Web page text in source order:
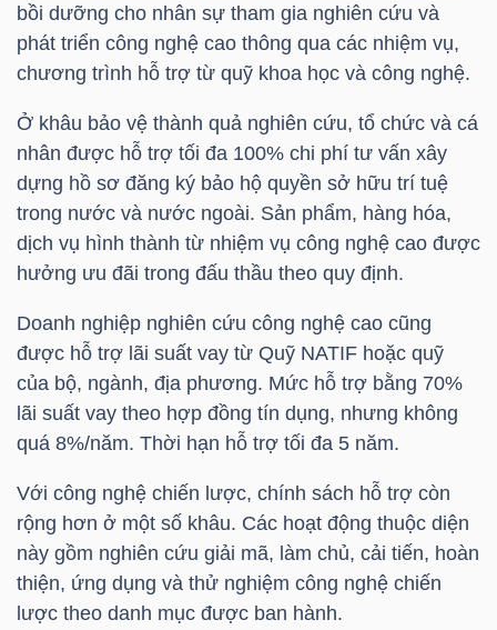
bồi dưỡng cho nhân sự tham gia nghiên cứu và
phát triển công nghệ cao thông qua các nhiệm vụ,
chương trình hỗ trợ từ quỹ khoa học và công nghệ.
Ở khâu bảo vệ thành quả nghiên cứu, tổ chức và cá
nhân được hỗ trợ tối đa 100% chi phí tư vấn xây
dựng hồ sơ đăng ký bảo hộ quyền sở hữu trí tuệ
trong nước và nước ngoài. Sản phẩm, hàng hóa,
dịch vụ hình thành từ nhiệm vụ công nghệ cao được
hưởng ưu đãi trong đấu thầu theo quy định.
Doanh nghiệp nghiên cứu công nghệ cao cũng
được hỗ trợ lãi suất vay từ Quỹ NATIF hoặc quỹ
của bộ, ngành, địa phương. Mức hỗ trợ bằng 70%
lãi suất vay theo hợp đồng tín dụng, nhưng không
quá 8%/năm. Thời hạn hỗ trợ tối đa 5 năm.
Với công nghệ chiến lược, chính sách hỗ trợ còn
rộng hơn ở một số khâu. Các hoạt động thuộc diện
này gồm nghiên cứu giải mã, làm chủ, cải tiến, hoàn
thiện, ứng dụng và thử nghiệm công nghệ chiến
lược theo danh mục được ban hành.
CÔNG
CỤ
ĐẦU
TƯ
TRUY
XUẤT
DỮ
LIỆU
Ngành
VS-
SECTOR